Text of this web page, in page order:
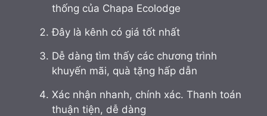
thống của Chapa Ecolodge
Đây là kênh có giá tốt nhất
Dễ dàng tìm thấy các chương trình
khuyến mãi, quà tặng hấp dẫn
Xác nhận nhanh, chính xác. Thanh toán
thuận tiện, dễ dàng